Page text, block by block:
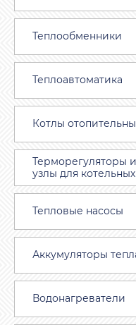
Теплообменники
Теплоавтоматика
Котлы
Терморегуляторы
узлы для котельных
Тепловые насосы
Аккумуляторы
Водонагреватели